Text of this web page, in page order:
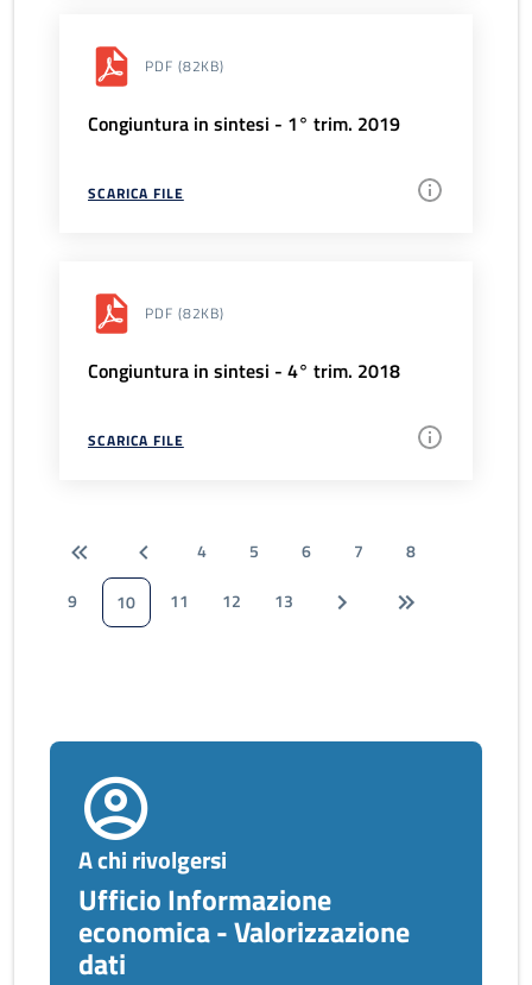
PDF (82KB)
Congiuntura in sintesi - 1° trim. 2019
SCARICA FILE
PDF (82KB)
Congiuntura in sintesi - 4° trim. 2018
SCARICA FILE
4 5 6 7
8
9
10 11 12 13
A chi rivolgersi
Ufficio Informazione
economica - Valorizzazione
dati